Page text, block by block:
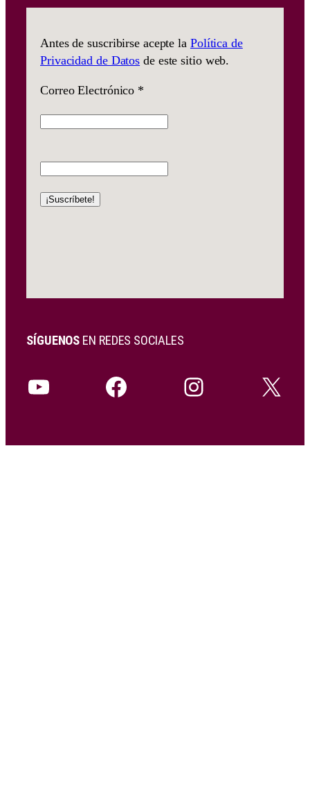
Antes de suscribirse acepte la Política de
Privacidad de Datos de este sitio web.
Correo Electrónico *
SÍGUENOS EN REDES SOCIALES
YouTube Facebook Instagram X